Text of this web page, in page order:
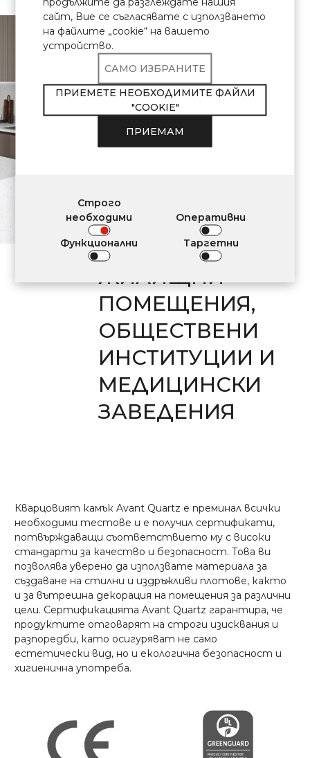
\ Сертифициранкварцов
камък
Продуктите Avant
Quartz отговарят
ОТГОВАРЯ НА
ИЗИСКВАНИЯТА
ПРИЛОЖЕНИЕ
В ИНТЕРИОРНА
ДЕКОРАЦИЯ НА
ЖИЛИЩНИ
ПОМЕЩЕНИЯ,
ОБЩЕСТВЕНИ
ИНСТИТУЦИИ И
МЕДИЦИНСКИ
ЗАВЕДЕНИЯ
Кварцовият камък Avant Quartz е преминал всички
необходими тестове и е получил сертификати,
потвърждаващи съответствието му с високи
стандарти за качество и безопасност. Това ви
позволява уверено да използвате материала за
създаване на стилни и издръжливи плотове, както
и за вътрешна декорация на помещения за различни
цели. Сертификацията Avant Quartz гарантира, че
продуктите отговарят на строги изисквания и
разпоредби, като осигуряват не само
естетически вид, но и екологична безопасност и
хигиенична употреба.
сайт, Вие се съгласявате с използването
на файлите „cookie“ на вашето
устройство.
САМО ИЗБРАНИТЕ
ПРИЕМЕТЕ НЕОБХОДИМИТЕ ФАЙЛИ
"COOKIE"
ПРИЕМАМ
Строго
необходими
Оперативни
Функционални Таргетни